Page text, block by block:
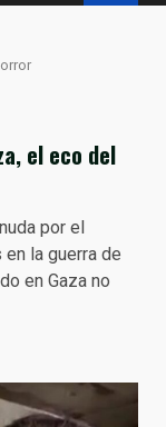
el eco del
por el
la guerra de
en Gaza no